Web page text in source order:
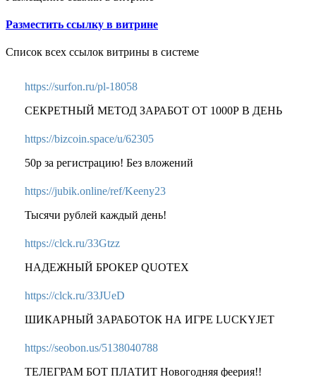
Разместить ссылку в витрине
Список всех ссылок витрины в системе
https://surfon.ru/pl-18058
СЕКРЕТНЫЙ МЕТОД ЗАРАБОТ ОТ 1000Р В ДЕНЬ
https://bizcoin.space/u/62305
50р за регистрацию! Без вложений
https://jubik.online/ref/Keeny23
Тысячи рублей каждый день!
https://clck.ru/33Gtzz
НАДЕЖНЫЙ БРОКЕР QUOTEX
https://clck.ru/33JUeD
ШИКАРНЫЙ ЗАРАБОТОК НА ИГРЕ LUCKYJET
https://seobon.us/5138040788
ТЕЛЕГРАМ БОТ ПЛАТИТ Новогодняя феерия!!